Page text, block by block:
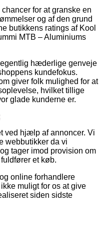
for at granske en
og af den grund
butikkens ratings af Kool
MTB – Aluminiums
hæderlige genveje
kundefokus.
giver folk mulighed for at
hvilket tillige
glade kunderne er.
ved hjælp af annoncer. Vi
webbutikker da vi
tager imod provision om
et køb.
online forhandlere
muligt for os at give
siden sidste